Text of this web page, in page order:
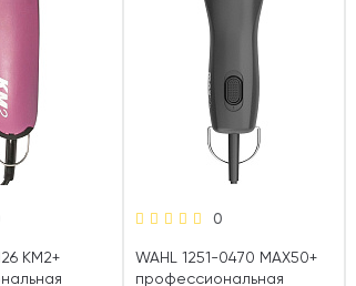
KM2+
0
WAHL 1251-0470 MAX50+
профессиональная